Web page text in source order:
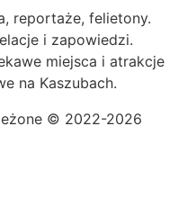
reportaże, felietony.
i zapowiedzi.
miejsca i atrakcje
na Kaszubach.
© 2022-2026